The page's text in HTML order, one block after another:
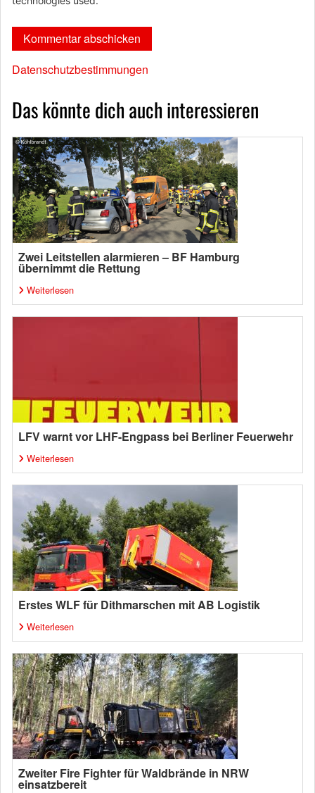
Datenschutzbestimmungen
Das könnte dich auch interessieren
Zwei Leitstellen alarmieren – BF Hamburg
übernimmt die Rettung
Weiterlesen
LFV warnt vor LHF-Engpass bei Berliner Feuerwehr
Weiterlesen
Erstes WLF für Dithmarschen mit AB Logistik
Weiterlesen
Zweiter Fire Fighter für Waldbrände in NRW
einsatzbereit